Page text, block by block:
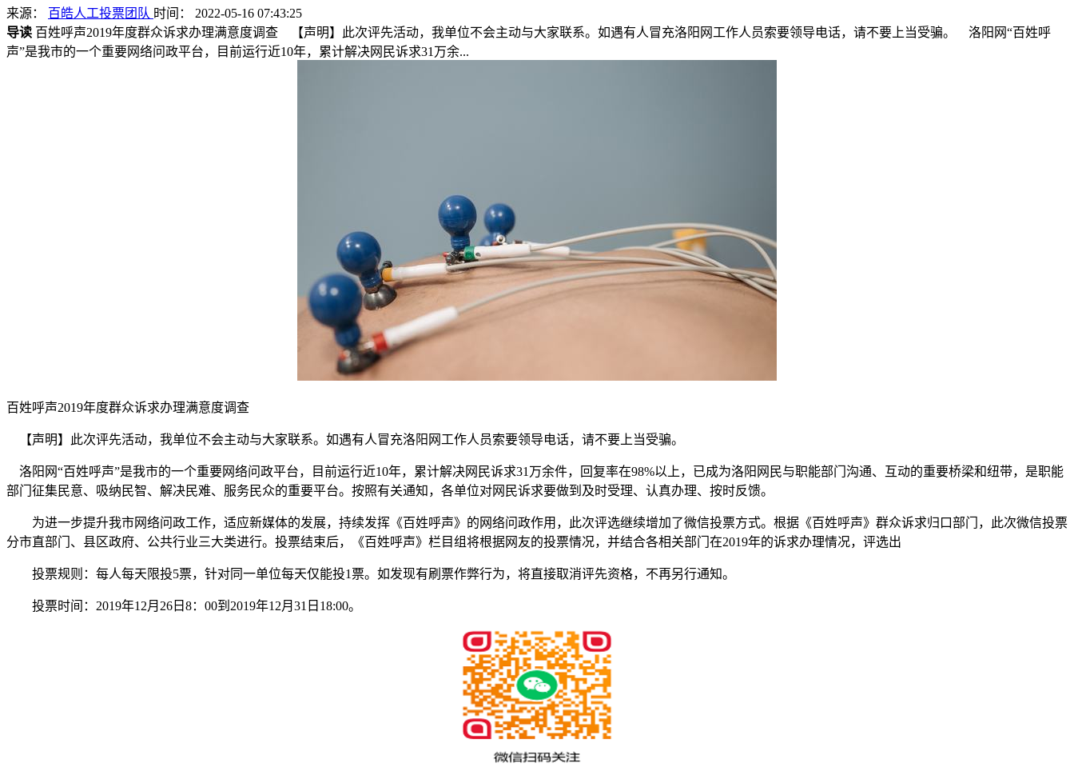
来源： 百皓人工投票团队 时间： 2022-05-16 07:43:25
导读 百姓呼声2019年度群众诉求办理满意度调查 【声明】此次评先活动，我单位不会主动与大家联系。如遇有人冒充洛阳网工作人员索要领导电话，请不要上当受骗。 洛阳网“百姓呼
声”是我市的一个重要网络问政平台，目前运行近10年，累计解决网民诉求31万余...
百姓呼声2019年度群众诉求办理满意度调查
【声明】此次评先活动，我单位不会主动与大家联系。如遇有人冒充洛阳网工作人员索要领导电话，请不要上当受骗。
洛阳网“百姓呼声”是我市的一个重要网络问政平台，目前运行近10年，累计解决网民诉求31万余件，回复率在98%以上，已成为洛阳网民与职能部门沟通、互动的重要桥梁和纽带，是职能
部门征集民意、吸纳民智、解决民难、服务民众的重要平台。按照有关通知，各单位对网民诉求要做到及时受理、认真办理、按时反馈。
为进一步提升我市网络问政工作，适应新媒体的发展，持续发挥《百姓呼声》的网络问政作用，此次评选继续增加了微信投票方式。根据《百姓呼声》群众诉求归口部门，此次微信投票
分市直部门、县区政府、公共行业三大类进行。投票结束后，《百姓呼声》栏目组将根据网友的投票情况，并结合各相关部门在2019年的诉求办理情况，评选出
投票规则：每人每天限投5票，针对同一单位每天仅能投1票。如发现有刷票作弊行为，将直接取消评先资格，不再另行通知。
投票时间：2019年12月26日8：00到2019年12月31日18:00。